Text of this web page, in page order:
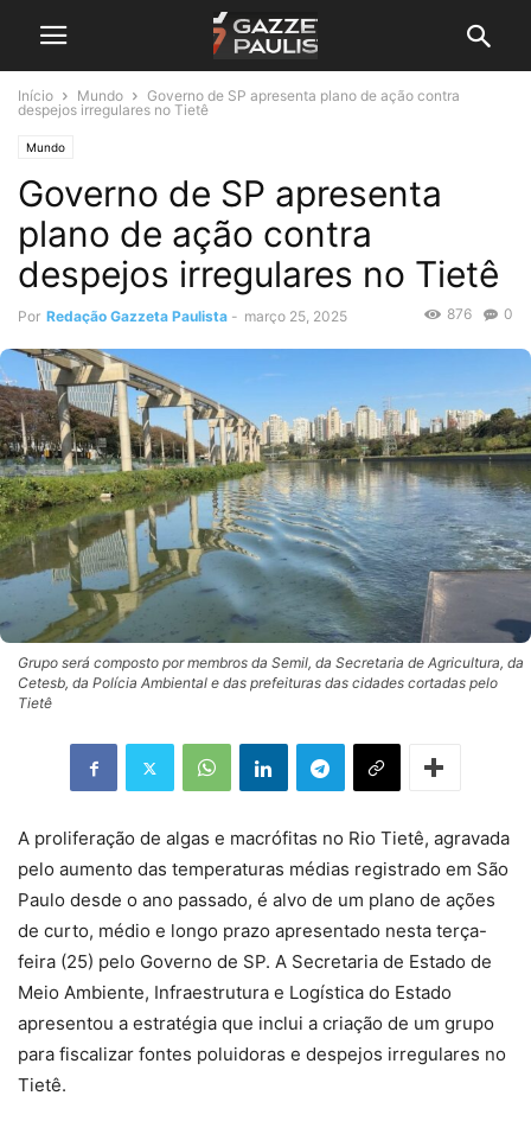
Início Mundo
Governo de SP apresenta plano de ação contra
despejos irregulares no Tietê
Mundo
Governo de SP apresenta
plano de ação contra
despejos irregulares no Tietê
Por Redação Gazzeta Paulista - março 25, 2025 0
876
Grupo será composto por membros da Semil, da Secretaria de Agricultura, da
Cetesb, da Polícia Ambiental e das prefeituras das cidades cortadas pelo
Tietê
A proliferação de algas e macrófitas no Rio Tietê, agravada
pelo aumento das temperaturas médias registrado em São
Paulo desde o ano passado, é alvo de um plano de ações
de curto, médio e longo prazo apresentado nesta terça-
feira (25) pelo Governo de SP. A Secretaria de Estado de
Meio Ambiente, Infraestrutura e Logística do Estado
apresentou a estratégia que inclui a criação de um grupo
para fiscalizar fontes poluidoras e despejos irregulares no
Tietê.